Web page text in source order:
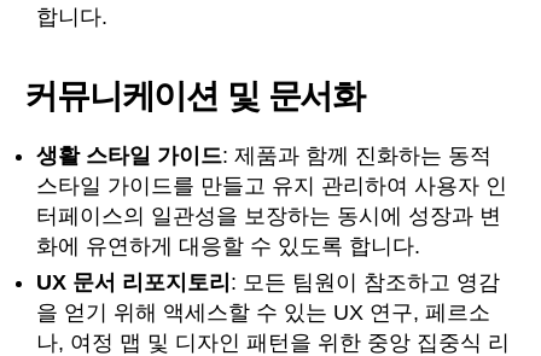
합니다.
커뮤니케이션 및 문서화
생활 스타일 가이드: 제품과 함께 진화하는 동적
스타일 가이드를 만들고 유지 관리하여 사용자 인
터페이스의 일관성을 보장하는 동시에 성장과 변
화에 유연하게 대응할 수 있도록 합니다.
UX 문서 리포지토리 : 모든 팀원이 참조하고 영감
을 얻기 위해 액세스할 수 있는 UX 연구, 페르소
나, 여정 맵 및 디자인 패턴을 위한 중앙 집중식 리